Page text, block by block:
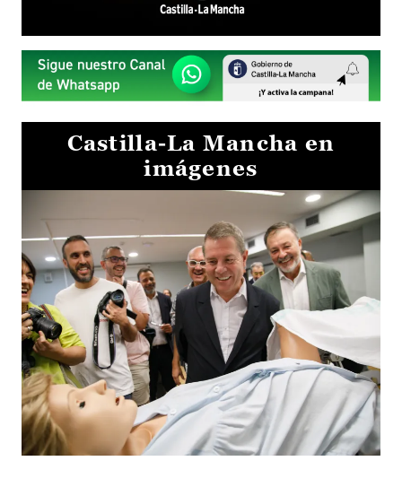
Castilla-La Mancha en
imágenes